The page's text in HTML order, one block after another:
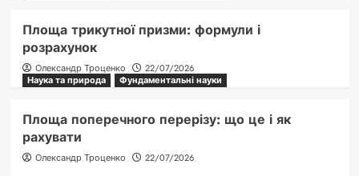
Площа трикутної призми: формули і
розрахунок
Олександр Троценко
22/07/2026
Наука та природа
Фундаментальні науки
Площа поперечного перерізу: що це і як
рахувати
Олександр Троценко 22/07/2026